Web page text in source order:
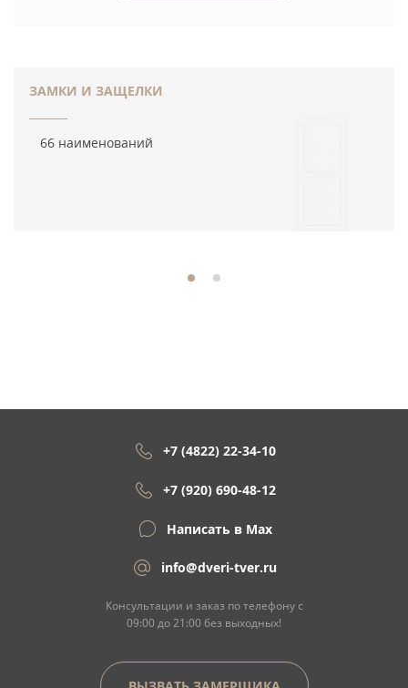
ЗАМКИ И ЗАЩЕЛКИ
66 наименований
+7 (4822) 22-34-10
+7 (920) 690-48-12
Написать в Max
info@dveri-tver.ru
Консультации и заказ по телефону с
09:00 до 21:00 без выходных!